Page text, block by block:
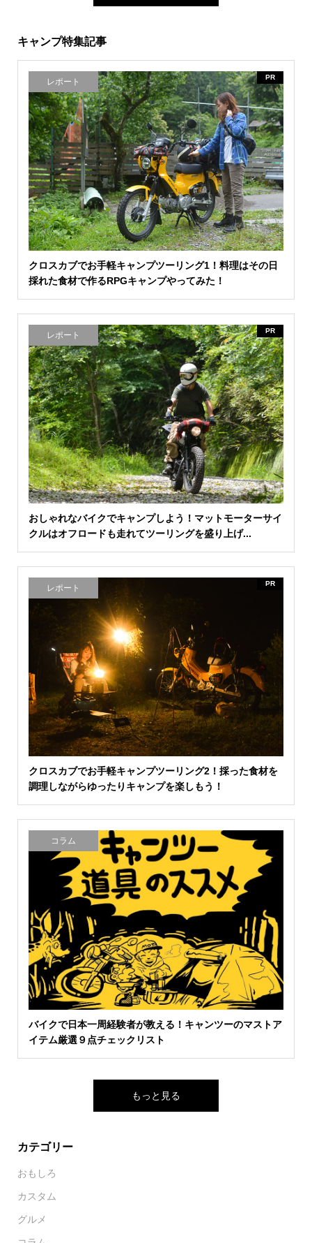
キャンプ特集記事
レポート PR
クロスカブでお手軽キャンプツーリング1！料理はその日
採れた食材で作るRPGキャンプやってみた！
レポート PR
おしゃれなバイクでキャンプしよう！マットモーターサイ
クルはオフロードも走れてツーリングを盛り上げ...
レポート PR
クロスカブでお手軽キャンプツーリング2！採った食材を
調理しながらゆったりキャンプを楽しもう！
コラム
バイクで日本一周経験者が教える！キャンツーのマストア
イテム厳選９点チェックリスト
もっと見る
カテゴリー
おもしろ
カスタム
グルメ